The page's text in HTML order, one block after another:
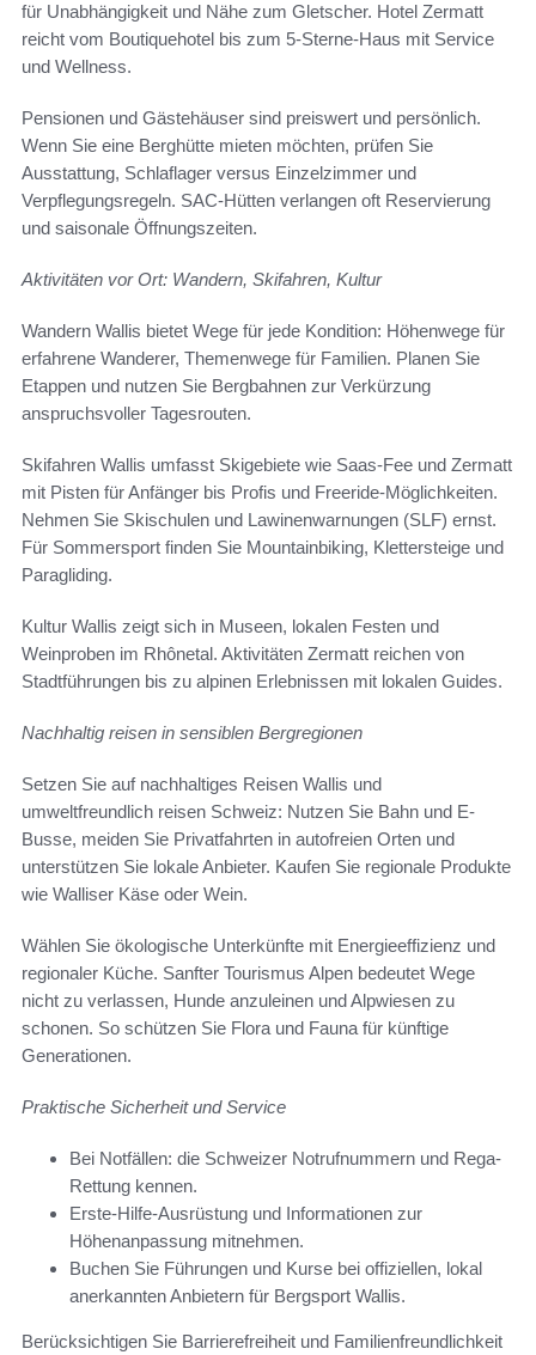
für Unabhängigkeit und Nähe zum Gletscher. Hotel Zermatt
reicht vom Boutiquehotel bis zum 5-Sterne-Haus mit Service
und Wellness.
Pensionen und Gästehäuser sind preiswert und persönlich.
Wenn Sie eine Berghütte mieten möchten, prüfen Sie
Ausstattung, Schlaflager versus Einzelzimmer und
Verpflegungsregeln. SAC-Hütten verlangen oft Reservierung
und saisonale Öffnungszeiten.
Aktivitäten vor Ort: Wandern, Skifahren, Kultur
Wandern Wallis bietet Wege für jede Kondition: Höhenwege für
erfahrene Wanderer, Themenwege für Familien. Planen Sie
Etappen und nutzen Sie Bergbahnen zur Verkürzung
anspruchsvoller Tagesrouten.
Skifahren Wallis umfasst Skigebiete wie Saas-Fee und Zermatt
mit Pisten für Anfänger bis Profis und Freeride-Möglichkeiten.
Nehmen Sie Skischulen und Lawinenwarnungen (SLF) ernst.
Für Sommersport finden Sie Mountainbiking, Klettersteige und
Paragliding.
Kultur Wallis zeigt sich in Museen, lokalen Festen und
Weinproben im Rhônetal. Aktivitäten Zermatt reichen von
Stadtführungen bis zu alpinen Erlebnissen mit lokalen Guides.
Nachhaltig reisen in sensiblen Bergregionen
Setzen Sie auf nachhaltiges Reisen Wallis und
umweltfreundlich reisen Schweiz: Nutzen Sie Bahn und E-
Busse, meiden Sie Privatfahrten in autofreien Orten und
unterstützen Sie lokale Anbieter. Kaufen Sie regionale Produkte
wie Walliser Käse oder Wein.
Wählen Sie ökologische Unterkünfte mit Energieeffizienz und
regionaler Küche. Sanfter Tourismus Alpen bedeutet Wege
nicht zu verlassen, Hunde anzuleinen und Alpwiesen zu
schonen. So schützen Sie Flora und Fauna für künftige
Generationen.
Praktische Sicherheit und Service
Bei Notfällen: die Schweizer Notrufnummern und Rega-
Rettung kennen.
Erste-Hilfe-Ausrüstung und Informationen zur
Höhenanpassung mitnehmen.
Buchen Sie Führungen und Kurse bei offiziellen, lokal
anerkannten Anbietern für Bergsport Wallis.
Berücksichtigen Sie Barrierefreiheit und Familienfreundlichkeit